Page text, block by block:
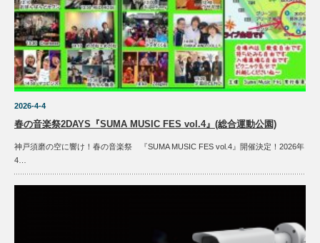
2026-4-4
春の音楽祭2DAYS『SUMA MUSIC FES vol.4』(総合運動公園)
神戸須磨の空に響け！春の音楽祭 『SUMA MUSIC FES vol.4』開催決定！2026年
4…